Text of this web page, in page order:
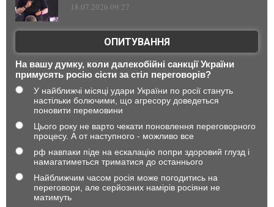
18.07.2026 09:27
ОПИТУВАННЯ
На вашу думку, коли далекобійні санкції України
примусять росію сісти за стіл переговорів?
У найближчі місяці удари України по росії стануть
настільки болючими, що агресору доведеться
поновити перемовини
Цього року не варто чекати поновлення переговорного
процесу. А от наступного - можливо все
рф навпаки піде на ескалацію попри здоровий глузд і
намагатиметься триматися до останнього
Найближчим часом росія може погодитись на
переговори, але серйозних намірів росіяни не
матимуть